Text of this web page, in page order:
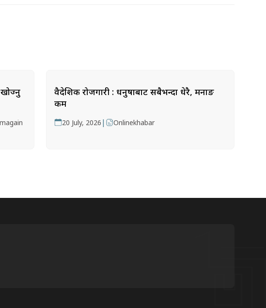
खोज्नु
वैदेशिक रोजगारी : धनुषाबाट सबैभन्दा धेरै, मनाङ
कम
20 July, 2026 | Onlinekhabar